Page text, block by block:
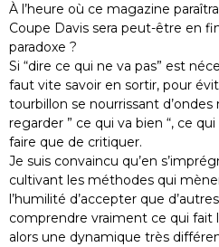
À l’heure où ce magazine
Coupe Davis sera peut-être en
paradoxe ?
Si “dire ce qui ne va pas” est
faut vite savoir en sortir, pour
tourbillon se nourrissant
regarder ” ce qui va bien “, ce
faire que de critiquer.
Je suis convaincu qu’en
cultivant les méthodes qui
l’humilité d’accepter que
comprendre vraiment ce qui fait
alors une dynamique très